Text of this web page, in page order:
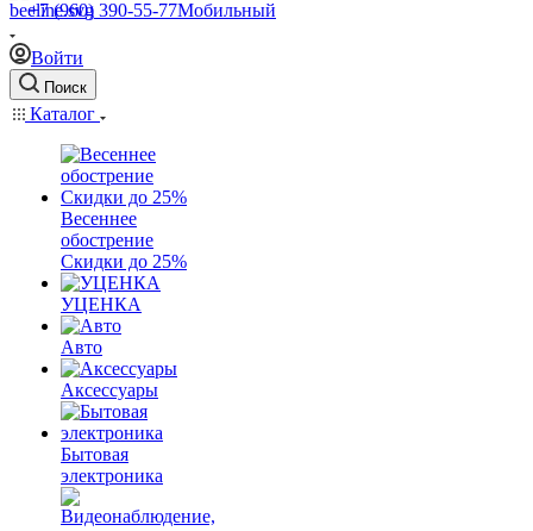
+7 (960) 390-55-77Мобильный
Войти
Поиск
Каталог
Весеннее
обострение
Скидки до 25%
УЦЕНКА
Авто
Аксессуары
Бытовая
электроника